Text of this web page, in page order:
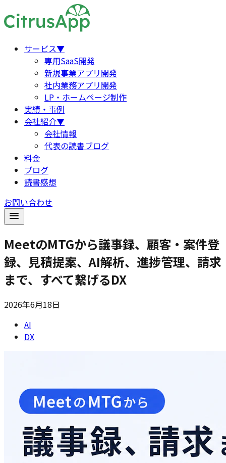
サービス▼
専用SaaS開発
新規事業アプリ開発
社内業務アプリ開発
LP・ホームページ制作
実績・事例
会社紹介▼
会社情報
代表の読書ブログ
料金
ブログ
読書感想
お問い合わせ
MeetのMTGから議事録、顧客・案件登
録、見積提案、AI解析、進捗管理、請求
まで、すべて繋げるDX
2026年6月18日
AI
DX